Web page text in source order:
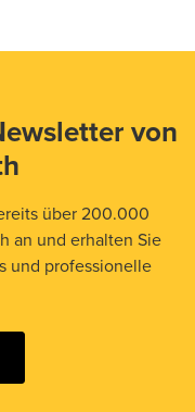
von
über 200.000
an und erhalten Sie
und professionelle